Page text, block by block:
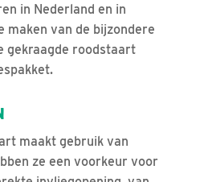
in Nederland en in
maken van de bijzondere
gekraagde roodstaart
maakt gebruik van
ze een voorkeur voor